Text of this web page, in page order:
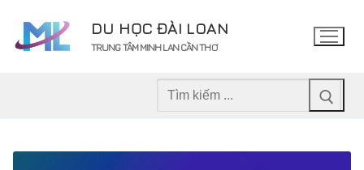
nội
DU HỌC ĐÀI LOAN
TRUNG TÂM MINH LAN CẦN THƠ
Tìm